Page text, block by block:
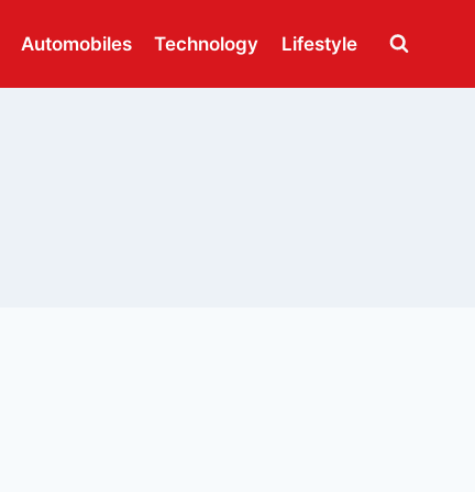
Automobiles Technology Lifestyle